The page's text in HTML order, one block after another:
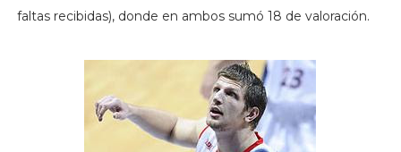
faltas recibidas), donde en ambos sumó 18 de valoración.